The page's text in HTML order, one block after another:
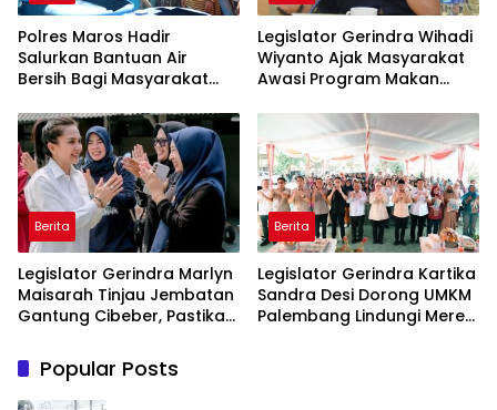
Polres Maros Hadir
Salurkan Bantuan Air
Bersih Bagi Masyarakat
Di Maros
Legislator Gerindra Wihadi
Wiyanto Ajak Masyarakat
Awasi Program Makan
Sasaran
Berita
Legislator Gerindra Marlyn
Maisarah Tinjau Jembatan
Gantung Cibeber, Pastikan
Berita
Legislator Gerindra Kartika
Sandra Desi Dorong UMKM
Palembang Lindungi Merek
Popular Posts